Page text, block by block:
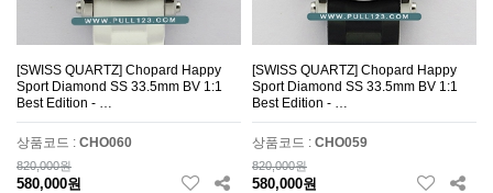
[SWISS QUARTZ] Chopard Happy
Sport Diamond SS 33.5mm BV 1:1
Best Edition - …
상품코드 : CHO060
820,000원
580,000원
[SWISS QUARTZ] Chopard Happy
Sport Diamond SS 33.5mm BV 1:1
Best Edition - …
상품코드 : CHO059
820,000원
580,000원